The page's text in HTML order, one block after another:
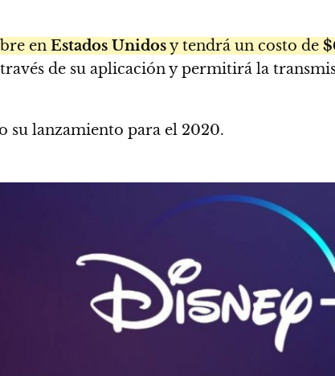
en Estados Unidosy tendrá un costo de
de su aplicación y permitirá la
su lanzamiento para el 2020.